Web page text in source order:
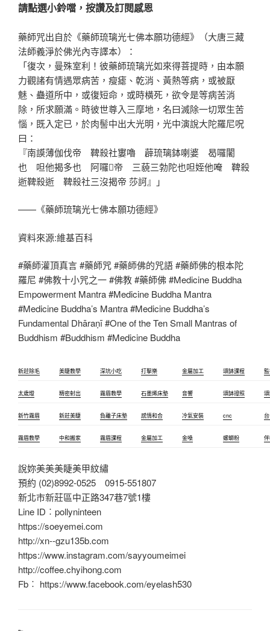
請點選小鈴噹，按讚及訂閱感恩
藥師咒出自於《藥師琉璃光七佛本願功德經》（大唐三藏
法師義淨於佛光內寺譯本）：
「復次，曼殊室利！彼藥師琉璃光如來得菩提時，由本願
力觀諸有情遇眾病苦，瘦瘧、乾消、黃熱等病，或被厭
魅、蠱道所中，或復短命，或時橫死，欲令是等病苦消
除，所求願滿。時彼世尊入三摩地，名曰滅除一切眾生苦
惱，既入定已，於肉髻中出大光明，光中演說大陀羅尼呪
曰：
『南謨薄伽伐帝 鞞殺社寠嚕 薜琉璃鉢喇婆 曷囉闍
也 呾他揭多也 阿囉𠿒帝 三藐三勃陀也呾姪他唵 鞞殺
逝鞞殺逝 鞞殺社三沒揭帝 莎訶』」
——《藥師琉璃光七佛本願功德經》
資料來源:維基百科
#藥師灌頂真言 #藥師咒 #藥師佛的咒語 #藥師佛的根本陀
羅尼 #佛教十小咒之一 #佛教 #藥師佛 #Medicine Buddha
Empowerment Mantra #Medicine Buddha Mantra
#Medicine Buddha’s Mantra #Medicine Buddha’s
Fundamental Dhāraṇī #One of the Ten Small Mantras of
Buddhism #Buddhism #Medicine Buddha
新莊除毛 美睫教學 深坑小吃 打擊樂 金屬加工 頌缽課程
太歲燈 精密射出 霧眉教學 石墨烯床墊 音響 頌缽證照
新竹霧眉 新莊美睫 負離子床墊 感情和合 冷氣安裝 cnc
霧眉教學 中和搬家 霧眉課程 金屬加工 金嗓 螺螄粉
說妳美美美睫美甲紋繡
預約 (02)8992-0525 0915-551807
新北市新莊區中正路347巷7號1樓
Line ID︰pollyninteen
https://soeyemei.com
http://xn--gzu135b.com
https://www.instagram.com/sayyoumeimei
http://coffee.chyihong.com
Fb︰ https://www.facebook.com/eyelash530